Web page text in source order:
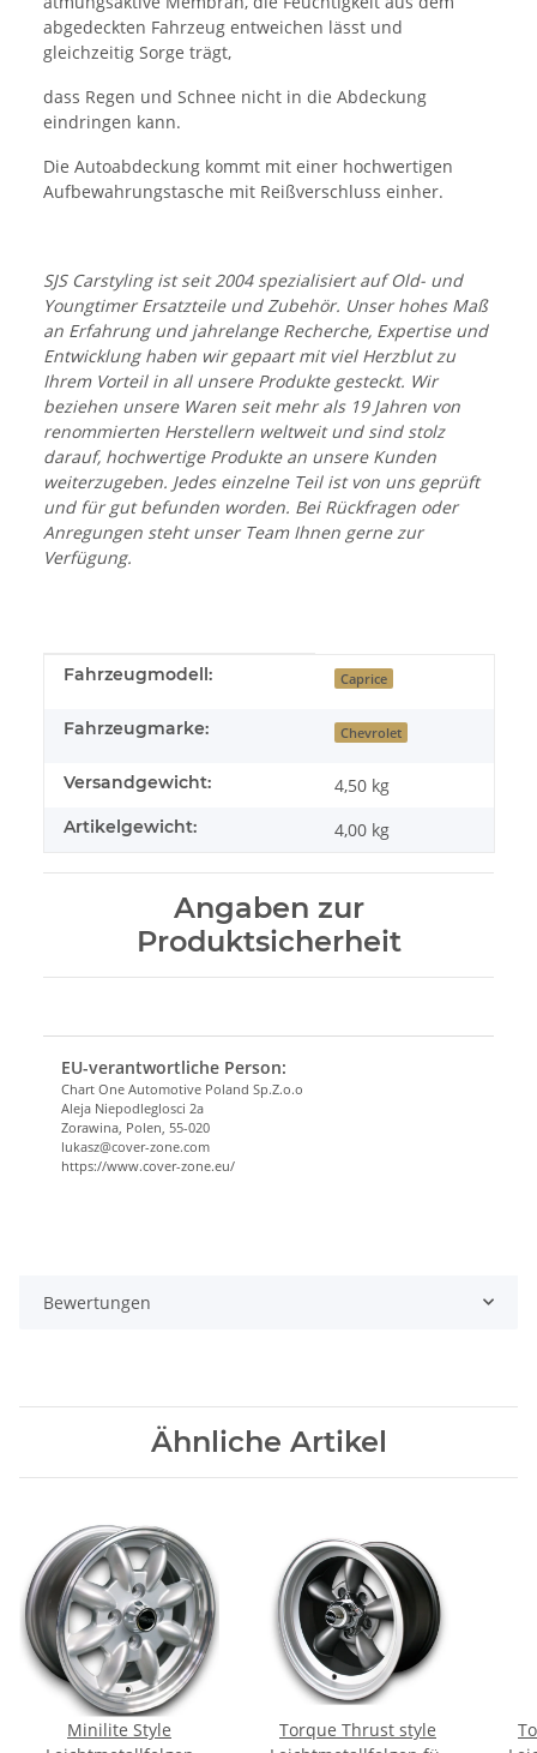
abgedeckten Fahrzeug entweichen lässt und
gleichzeitig Sorge trägt,
dass Regen und Schnee nicht in die Abdeckung
eindringen kann.
Die Autoabdeckung kommt mit einer hochwertigen
Aufbewahrungstasche mit Reißverschluss einher.
SJS Carstyling ist seit 2004 spezialisiert auf Old- und
Youngtimer Ersatzteile und Zubehör. Unser hohes Maß
an Erfahrung und jahrelange Recherche, Expertise und
Entwicklung haben wir gepaart mit viel Herzblut zu
Ihrem Vorteil in all unsere Produkte gesteckt. Wir
beziehen unsere Waren seit mehr als 19 Jahren von
renommierten Herstellern weltweit und sind stolz
darauf, hochwertige Produkte an unsere Kunden
weiterzugeben. Jedes einzelne Teil ist von uns geprüft
und für gut befunden worden. Bei Rückfragen oder
Anregungen steht unser Team Ihnen gerne zur
Verfügung.
Produkteigenschaft
Wert
Fahrzeugmodell: Caprice
Fahrzeugmarke: Chevrolet
Versandgewicht: 4,50 kg
Artikelgewicht: 4,00 kg
Angaben zur
Produktsicherheit
EU-verantwortliche Person:
Chart One Automotive Poland Sp.Z.o.o
Aleja Niepodleglosci 2a
Zorawina, Polen, 55-020
lukasz@cover-zone.com
https://www.cover-zone.eu/
Bewertungen
Ähnliche Artikel
Minilite Style
Torque Thrust style